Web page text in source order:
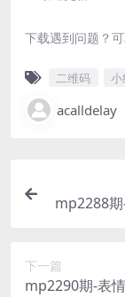
下载遇到问题？
二维码 小
acalldelay
mp2288
下一篇
mp2290期-表